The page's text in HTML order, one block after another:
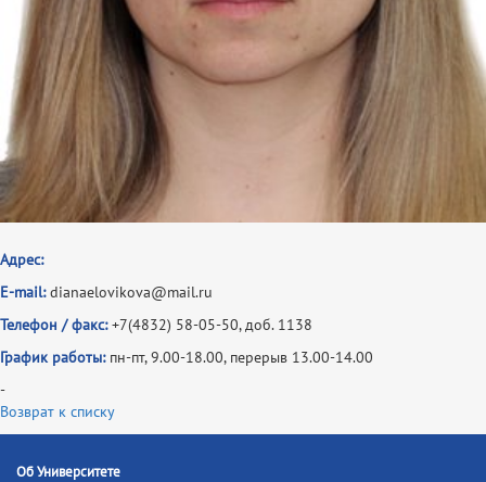
Адрес:
E-mail: dianaelovikova@mail.ru
Телефон / факс: +7(4832) 58-05-50, доб. 1138
График работы: пн-пт, 9.00-18.00, перерыв 13.00-14.00
-
Возврат к списку
Об Университете